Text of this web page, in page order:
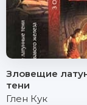
Зловещие
тени
Глен Кук